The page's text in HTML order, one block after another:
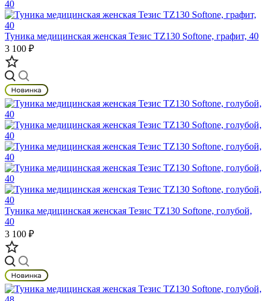
Туника медицинская женская Тезис TZ130 Softone, графит, 40
3 100 ₽
Туника медицинская женская Тезис TZ130 Softone, голубой,
40
3 100 ₽